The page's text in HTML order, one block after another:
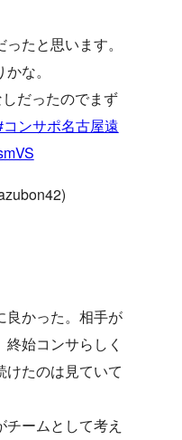
たと思います。
な。
だったのでまず
ンサポ名古屋遠
良かった。相手が
始コンサらしく
けたのは見ていて
ームとして考え